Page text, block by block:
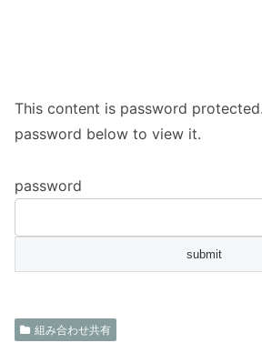
This content is password
password below to view it.
password
組み合わせ共有